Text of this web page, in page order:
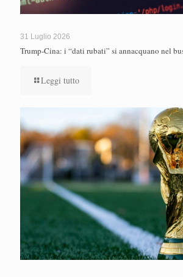
31 Luglio 2026
Trump-Cina: i “dati rubati” si annacquano nel
Leggi tutto